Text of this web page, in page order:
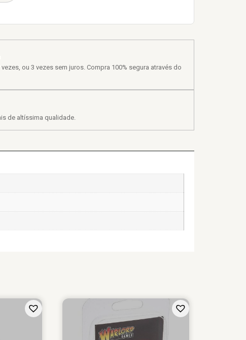
ou 3 vezes sem juros. Compra 100% segura através do
de altíssima qualidade.